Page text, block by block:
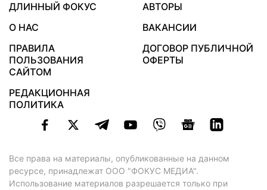
ДЛИННЫЙ ФОКУС
АВТОРЫ
О НАС
ВАКАНСИИ
ПРАВИЛА
ПОЛЬЗОВАНИЯ
САЙТОМ
ДОГОВОР ПУБЛИЧНОЙ
ОФЕРТЫ
РЕДАКЦИОННАЯ
ПОЛИТИКА
Все права на материалы, опубликованные на данном
ресурсе, принадлежат ООО "ФОКУС МЕДИА".
Использование материалов разрешается только при